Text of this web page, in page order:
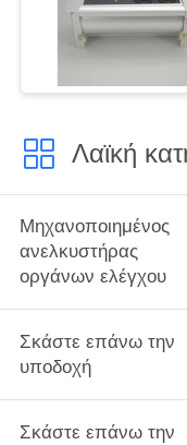
Λαϊκή
Μηχανοποιημένος
ανελκυστήρας
οργάνων ελέγχου
Σκάστε επάνω την
υποδοχή
Σκάστε επάνω την